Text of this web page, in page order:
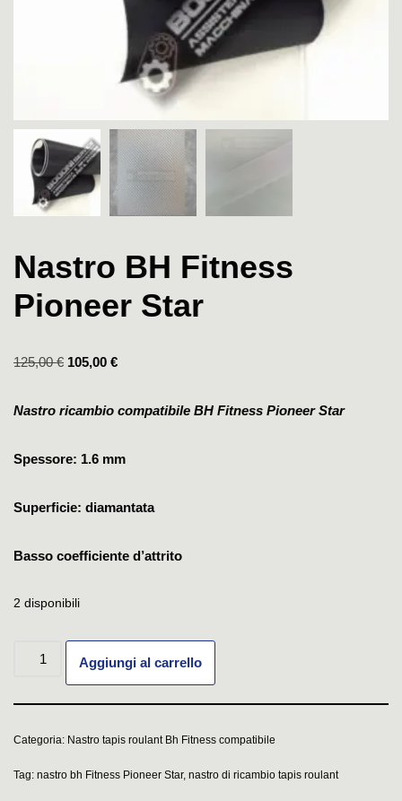
Nastro BH Fitness
Pioneer Star
125,00€ 105,00 €
Nastro ricambio compatibile BH Fitness Pioneer Star
Spessore: 1.6 mm
Superficie: diamantata
Basso coefficiente d’attrito
2 disponibili
Aggiungi al carrello
Categoria: Nastro tapis roulant Bh Fitness compatibile
Tag: nastro bh Fitness Pioneer Star, nastro di ricambio tapis roulant